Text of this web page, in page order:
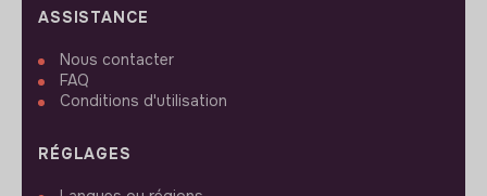
ASSISTANCE
Nous contacter
FAQ
Conditions d'utilisation
RÉGLAGES